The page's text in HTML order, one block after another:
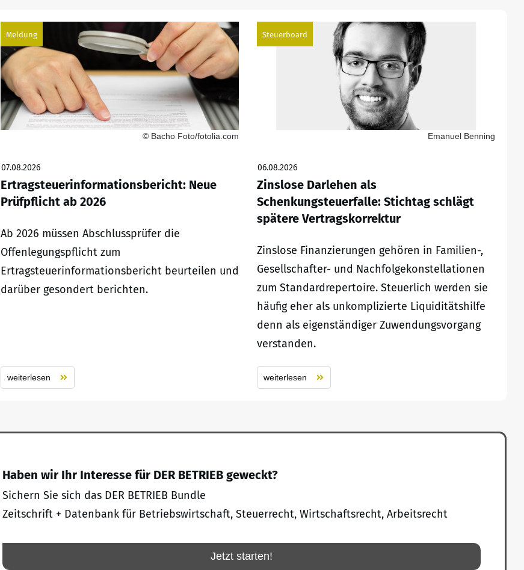
Meldung
© Bacho Foto/fotolia.com
07.08.2026
Ertragsteuerinformationsbericht: Neue
Prüfpflicht ab 2026
Ab 2026 müssen Abschlussprüfer die
Offenlegungspflicht zum
Ertragsteuerinformationsbericht beurteilen und
darüber gesondert berichten.
weiterlesen
Steuerboard
Emanuel Benning
06.08.2026
Zinslose Darlehen als
Schenkungsteuerfalle: Stichtag schlägt
spätere Vertragskorrektur
Zinslose Finanzierungen gehören in Familien-,
Gesellschafter- und Nachfolgekonstellationen
zum Standardrepertoire. Steuerlich werden sie
häufig eher als unkomplizierte Liquiditätshilfe
denn als eigenständiger Zuwendungsvorgang
verstanden.
weiterlesen
Haben wir Ihr Interesse für DER BETRIEB geweckt?
Sichern Sie sich das DER BETRIEB Bundle
Zeitschrift + Datenbank für Betriebswirtschaft, Steuerrecht, Wirtschaftsrecht, Arbeitsrecht
Jetzt starten!